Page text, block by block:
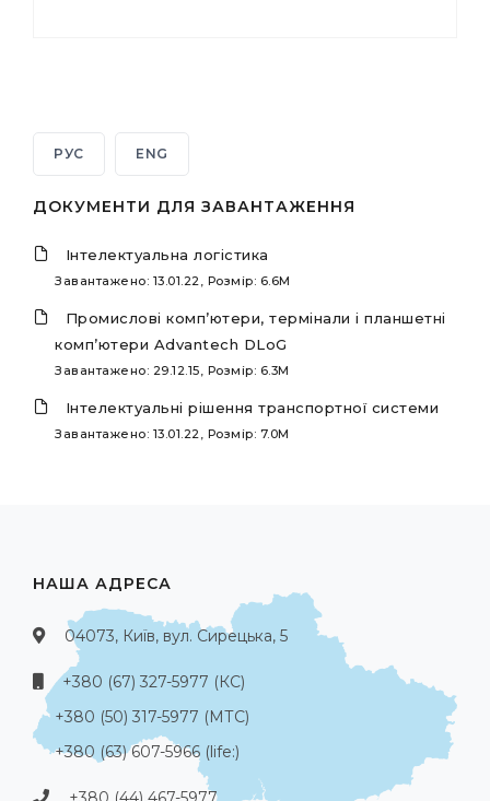
РУС ENG
ДОКУМЕНТИ ДЛЯ ЗАВАНТАЖЕННЯ
Інтелектуальна логістика
Завантажено: 13.01.22, Розмір: 6.6M
Промислові комп’ютери, термінали і планшетні
комп’ютери Advantech DLoG
Завантажено: 29.12.15, Розмір: 6.3M
Інтелектуальні рішення транспортної системи
Завантажено: 13.01.22, Розмір: 7.0M
НАША АДРЕСА
04073, Київ, вул. Сирецька, 5
+380 (67) 327-5977 (КС)
+380 (50) 317-5977 (МТС)
+380 (63) 607-5966 (life:)